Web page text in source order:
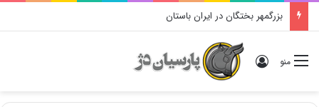
بزرگمهر بختگان در ایران باستان
منو ورود